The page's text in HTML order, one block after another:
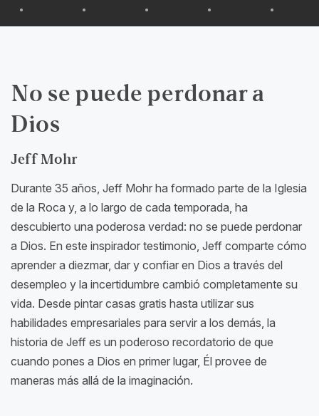
No se puede perdonar a
Dios
Jeff Mohr
Durante 35 años, Jeff Mohr ha formado parte de la Iglesia
de la Roca y, a lo largo de cada temporada, ha
descubierto una poderosa verdad: no se puede perdonar
a Dios. En este inspirador testimonio, Jeff comparte cómo
aprender a diezmar, dar y confiar en Dios a través del
desempleo y la incertidumbre cambió completamente su
vida. Desde pintar casas gratis hasta utilizar sus
habilidades empresariales para servir a los demás, la
historia de Jeff es un poderoso recordatorio de que
cuando pones a Dios en primer lugar, Él provee de
maneras más allá de la imaginación.